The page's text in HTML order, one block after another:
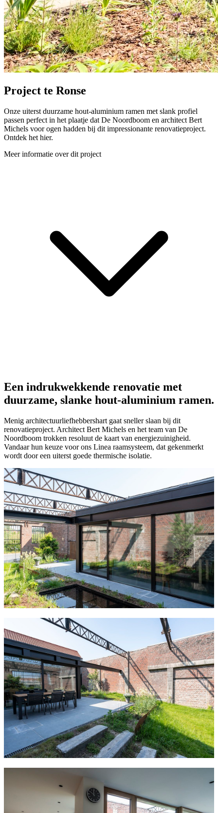
Project te Ronse
Onze uiterst duurzame hout-aluminium ramen met slank profiel
passen perfect in het plaatje dat De Noordboom en architect Bert
Michels voor ogen hadden bij dit impressionante renovatieproject.
Ontdek het hier.
Meer informatie over dit project
Een indrukwekkende renovatie met
duurzame, slanke hout-aluminium ramen.
Menig architectuurliefhebbershart gaat sneller slaan bij dit
renovatieproject. Architect Bert Michels en het team van De
Noordboom trokken resoluut de kaart van energiezuinigheid.
Vandaar hun keuze voor ons Linea raamsysteem, dat gekenmerkt
wordt door een uiterst goede thermische isolatie.